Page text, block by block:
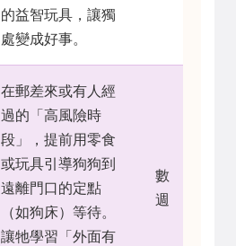
的益智玩具，讓獨
處變成好事。
在郵差來或有人經
過的「高風險時
段」，提前用零食
或玩具引導狗狗到
遠離門口的定點
（如狗床）等待。
讓牠學習「外面有
數
週